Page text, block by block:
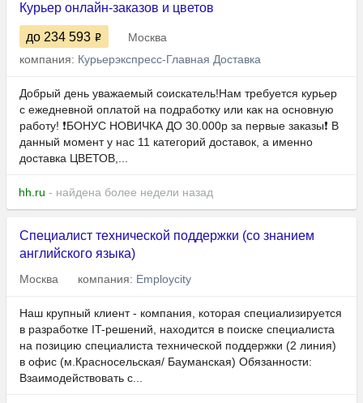
Курьер онлайн-заказов и цветов
до 234 593
Москва
компания: Курьерэкспресс-Главная Доставка
Добрый день уважаемый соискатель!Нам требуется курьер
с ежедневной оплатой на подработку или как на основную
работу! ❗️БОНУС НОВИЧКА ДО 30.000р за первые заказы❗️ В
данный момент у нас 11 категорий доставок, а именно
доставка ЦВЕТОВ,...
hh.ru - найдена более недели назад
Специалист технической поддержки (со знанием
английского языка)
Москва компания: Employcity
Наш крупный клиент - компания, которая специализируется
в разработке IT-решений, находится в поиске специалиста
на позицию специалиста технической поддержки (2 линия)
в офис (м.Красносельская/ Бауманская) Обязанности:
Взаимодействовать с...